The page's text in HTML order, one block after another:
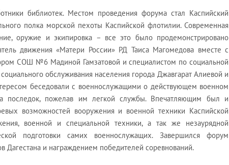
библиотек. Местом проведения форума стал Каспийский
полка морской пехоты Каспийской флотилии. Современная
оружие и экипировка – все это было продемонстрировано
движения «Матери России» РД Таиса Магомедова вместе с
СОШ №6 Мадиной Гамзатовой и специалистом по социальной
обслуживания населения города Джавгарат Алиевой и
беседовали с военнослужащими о действующем военном
последок, пожелав им легкой службы. Впечатляющим был и
возможностей вооружения и военной техники Каспийской
военной и специальной техники, а так же незаурядной
подготовки самих военнослужащих. Завершился форум
Дагестана и награждением победителей соревнований.